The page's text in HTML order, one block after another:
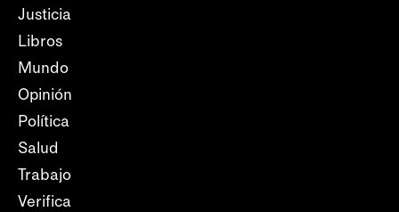
Justicia
Libros
Mundo
Opinión
Política
Salud
Trabajo
Verifica